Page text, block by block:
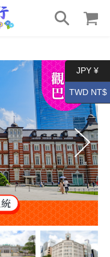
JPY ¥
TWD NT$